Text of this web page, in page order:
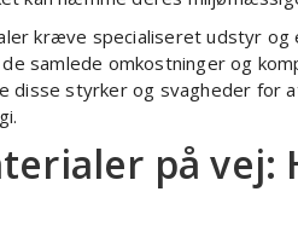
kræve specialiseret udstyr
samlede omkostninger og
disse styrker og svagheder for
på vej: